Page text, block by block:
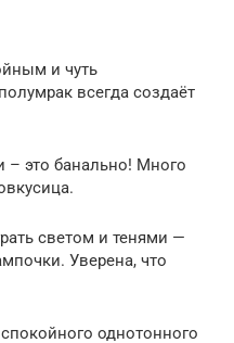
и чуть
всегда создаёт
– это банально! Много
светом и тенями —
Уверена, что
однотонного